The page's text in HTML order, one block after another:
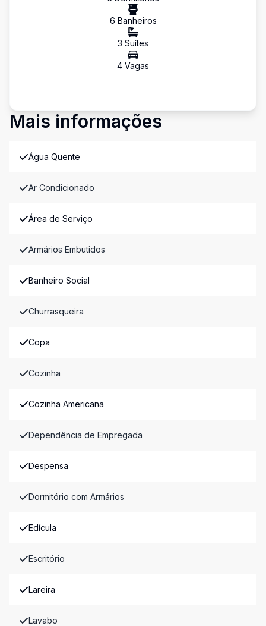
6 Banheiros
3 Suítes
4 Vagas
Mais informações
Água Quente
Ar Condicionado
Área de Serviço
Armários Embutidos
Banheiro Social
Churrasqueira
Copa
Cozinha
Cozinha Americana
Dependência de Empregada
Despensa
Dormitório com Armários
Edícula
Escritório
Lareira
Lavabo